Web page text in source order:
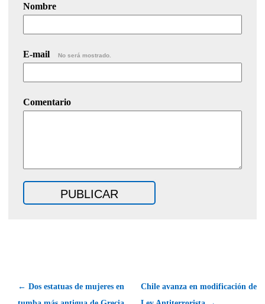
Nombre
E-mail No será mostrado.
Comentario
← Dos estatuas de mujeres en
Chile avanza en modificación de